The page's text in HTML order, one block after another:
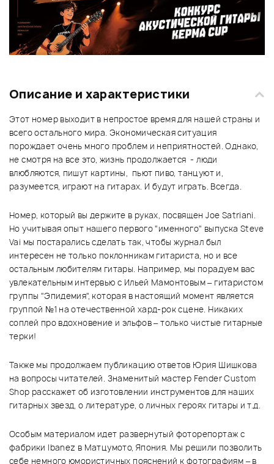
Описание и характеристики
Этот номер выходит в непростое время для нашей страны и
всего остального мира. Экономическая ситуация
порождает очень много проблем и неприятностей. Однако,
не смотря на все это, жизнь продолжается - люди
влюбляются, пишут картины, пьют пиво, танцуют и,
разумеется, играют на гитарах. И будут играть. Всегда.
Номер, который вы держите в руках, посвящен Joe Satriani.
Но учитывая опыт нашего первого "именного" выпуска Steve
Vai мы постарались сделать так, чтобы журнал был
интересен не только поклонникам гитариста, но и все
остальным любителям гитары. Например, мы порадуем вас
увлекательным интервью с Ильей Мамонтовым – гитаристом
группы "Эпидемия", которая в настоящий момент является
группой №1 на отечественной хард-рок сцене. Никаких
соплей про вдохновение и эльфов – только чистые гитарные
терки!
Также мы продолжаем публикацию ответов Юрия Шишкова
на вопросы читателей. Знаменитый мастер Fender Custom
Shop расскажет об изготовлении инструментов для наших
гитарных звезд, о литературе, о личных героях гитары и т.д.
Особым материалом идет развернутый фоторепортаж с
фабрики Ibanez в Матцумото, Япония. Мы решили позволить
себе немного юмористичных пояснений к фотографиям – в